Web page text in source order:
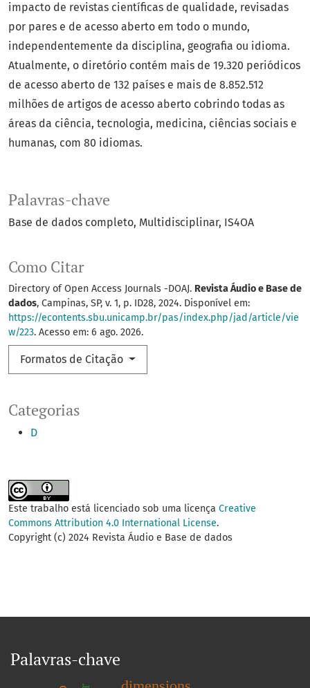
Palavras-chave
Base de dados completo Multidisciplinar IS4OA
Categorias
D
Como Citar
Directory of Open Access Journals -DOAJ. Revista Áudio e Base de
dados, Campinas, SP, v. 1, p. ID28, 2024. Disponível em:
https://econtents.sbu.unicamp.br/pas/index.php/jad/article/vie
w/223. Acesso em: 6 ago. 2026.
Formatos de Citação
impacto de revistas científicas de qualidade, revisadas
por pares e de acesso aberto em todo o mundo,
independentemente da disciplina, geografia ou idioma.
Atualmente, o diretório contém mais de 19.320 periódicos
de acesso aberto de 132 países e mais de 8.852.512
milhões de artigos de acesso aberto cobrindo todas as
áreas da ciência, tecnologia, medicina, ciências sociais e
humanas, com 80 idiomas.
Este trabalho está licenciado sob uma licença Creative
Commons Attribution 4.0 International License.
Copyright (c) 2024 Revista Áudio e Base de dados
Palavras-chave